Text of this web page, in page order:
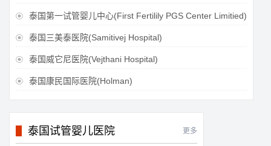
 泰国第一试管婴儿中心(First Fertilily PGS Center Limitied)
 泰国三美泰医院(Samitivej Hospital)
 泰国威它尼医院(Vejthani Hospital)
 泰国康民国际医院(Holman)
泰国试管婴儿医院 更多